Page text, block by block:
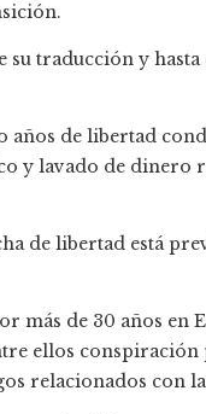
su traducción y
años de libertad
y lavado de dinero
de libertad está
más de 30 años en
ellos conspiración
relacionados con